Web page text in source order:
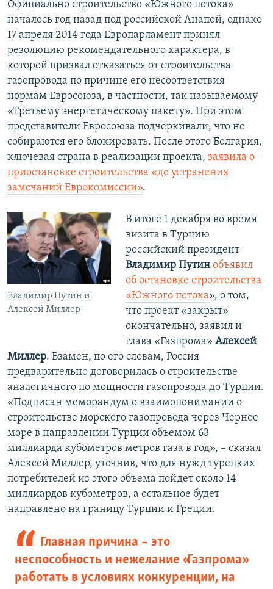
Официально строительство «Южного потока»
началось год назад под российской Анапой, однако
17 апреля 2014 года Европарламент принял
резолюцию рекомендательного характера, в
которой призвал отказаться от строительства
газопровода по причине его несоответствия
нормам Евросоюза, в частности, так называемому
«Третьему энергетическому пакету». При этом
представители Евросоюза подчеркивали, что не
собираются его блокировать. После этого Болгария,
ключевая страна в реализации проекта, заявила о
приостановке строительства «до устранения
замечаний Еврокомиссии».
Владимир Путин и
Алексей Миллер
В итоге 1 декабря во время
визита в Турцию
российский президент
Владимир Путин объявил
об остановке строительства
«Южного потока», о том,
что проект «закрыт»
окончательно, заявил и
глава «Газпрома» Алексей
Миллер. Взамен, по его словам, Россия
предварительно договорилась о строительстве
аналогичного по мощности газопровода до Турции.
«Подписан меморандум о взаимопонимании о
строительстве морского газопровода через Черное
море в направлении Турции объемом 63
миллиарда кубометров метров газа в год», – сказал
Алексей Миллер, уточнив, что для нужд турецких
потребителей из этого объема пойдет около 14
миллиардов кубометров, а остальное будет
направлено на границу Турции и Греции.
Главная причина – это
неспособность и нежелание «Газпрома»
работать в условиях конкуренции, на